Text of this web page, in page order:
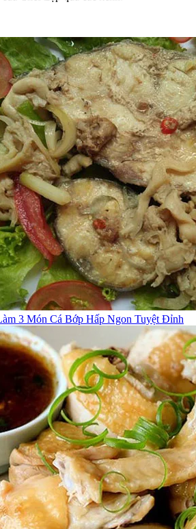
3 Món Cá Bớp Hấp Ngon Tuyệt Đỉnh